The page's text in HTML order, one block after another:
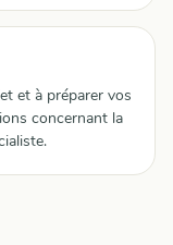
et à préparer vos
concernant la